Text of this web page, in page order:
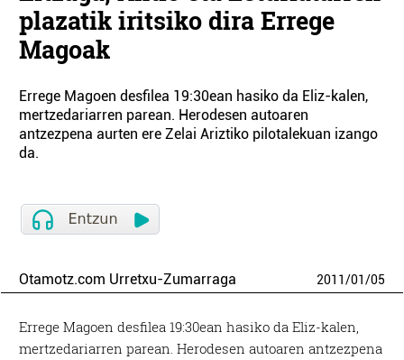
plazatik iritsiko dira Errege
Magoak
Errege Magoen desfilea 19:30ean hasiko da Eliz-kalen,
mertzedariarren parean. Herodesen autoaren
antzezpena aurten ere Zelai Ariztiko pilotalekuan izango
da.
Otamotz.com Urretxu-Zumarraga 2011/01/05
Errege Magoen desfilea 19:30ean hasiko da Eliz-kalen,
mertzedariarren parean. Herodesen autoaren antzezpena